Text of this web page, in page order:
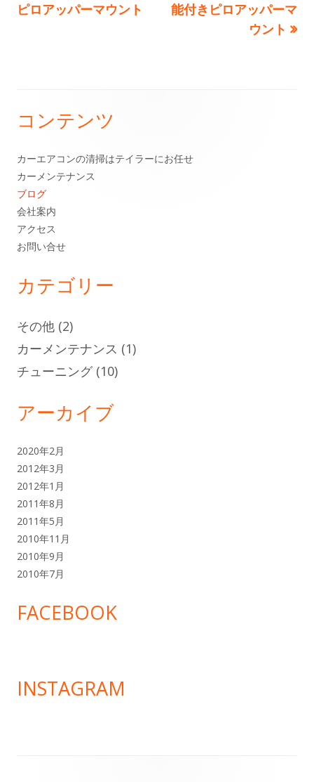
ー
シ
ョ
ン
記
ピロアッパーマウント
記
能付きピロアッパーマ
ウント
メ
イ
ン
サ
イ
バ
ー
コンテンツ
カーエアコンの清掃はテイラーにお任せ
カーメンテナンス
ブログ
会社案内
アクセス
お問い合せ
カテゴリー
その他 (2)
カーメンテナンス (1)
チューニング(10)
アーカイブ
2020年2月
2012年3月
2012年1月
2011年8月
2011年5月
2010年11月
2010年9月
2010年7月
FACEBOOK
INSTAGRAM